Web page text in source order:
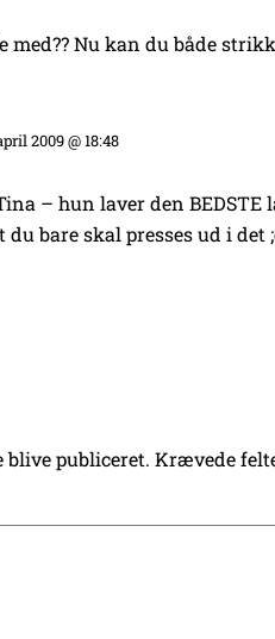
med?? Nu kan du både
2009 @ 18:48
– hun laver den
bare skal presses ud i det
publiceret. Krævede